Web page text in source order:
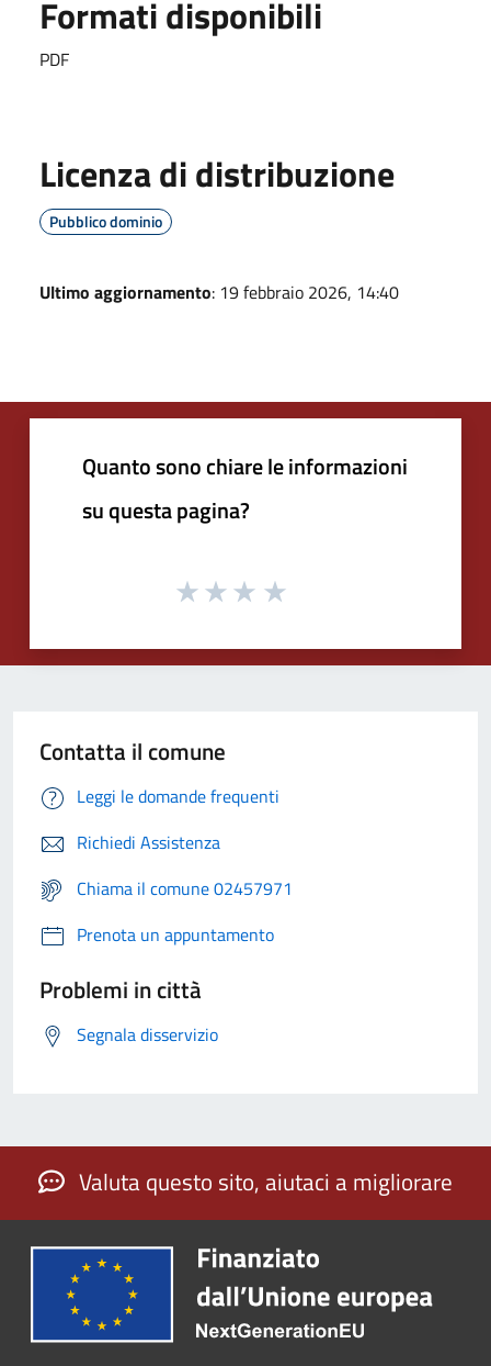
Formati disponibili
PDF
Licenza di distribuzione
Pubblico dominio
Ultimo aggiornamento: 19 febbraio 2026, 14:40
Quanto sono chiare le informazioni
su questa pagina?
Contatta il comune
Leggi le domande frequenti
Richiedi Assistenza
Chiama il comune 02457971
Prenota un appuntamento
Problemi in città
Segnala disservizio
Valuta questo sito, aiutaci a migliorare